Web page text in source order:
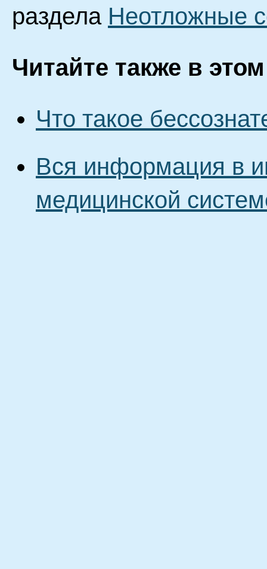
раздела Неотложные
Читайте также в
Что такое
Вся информация в
медицинской